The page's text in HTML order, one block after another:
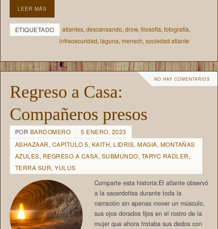
LEER MÁS
ETIQUETADO atlantes, descansando, drow, filosofía, fotografía,
infraoscuridad, laguna, mensch, sociedad atlante
NO HAY COMENTARIOS
Regreso a Casa:
Compañeros presos
POR BARDOMERO
5 ENERO, 2023
ASHAZAAR, CAPÍTULO 5, KAITH, LIDRIS,MAGIA, MONTAÑAS
AZULES, REGRESO A CASA, SUBMUNDO, TARYC RADLER,
TERRA SUR,YULUS
Comparte esta historia:El atlante observó
a la sacerdotisa durante toda la
narración sin apenas mover un músculo,
sus ojos dorados fijos en el rostro de la
mujer que ahora frotaba sus dedos con